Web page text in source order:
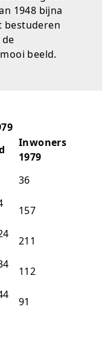
1948 bijna
bestuderen
beeld.
Inwoners
1979
36
157
211
112
91